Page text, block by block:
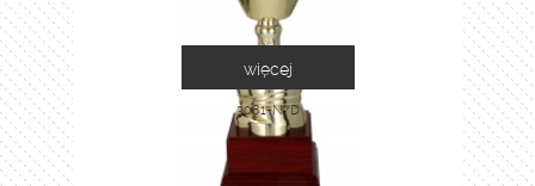
3081-N/D
więcej